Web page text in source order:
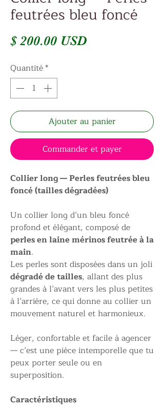
feutrées bleu foncé
$ 200.00 USDPrix
Quantité*
Ajouter au panier
Commander et payer
Collier long — Perles feutrées bleu
foncé (tailles dégradées)
Un collier long d’un bleu foncé
profond et élégant, composé de
perles en laine mérinos feutrée à la
main.
Les perles sont disposées dans un joli
dégradé de tailles, allant des plus
grandes à l’avant vers les plus petites
à l’arrière, ce qui donne au collier un
mouvement naturel et harmonieux.
Léger, confortable et facile à agencer
— c’est une pièce intemporelle que tu
peux porter seule ou en
superposition.
Caractéristiques